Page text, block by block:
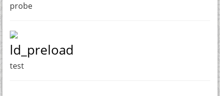
probe
ld_preload
test